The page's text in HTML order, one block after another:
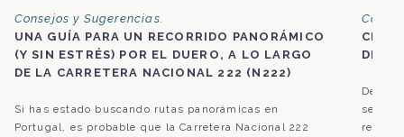
Consejos y Sugerencias.
UNA GUÍA PARA UN RECORRIDO PANORÁMICO
(Y SIN ESTRÉS) POR EL DUERO, A LO LARGO
DE LA CARRETERA NACIONAL 222 (N222)
Si has estado buscando rutas panorámicas en
Portugal, es probable que la Carretera Nacional 222
DE